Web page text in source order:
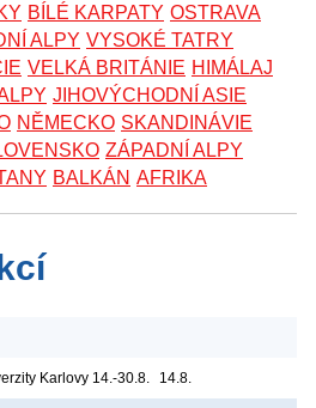
BÍLÉ KARPATY OSTRAVA
ALPY VYSOKÉ TATRY
VELKÁ BRITÁNIE HIMÁLAJ
JIHOVÝCHODNÍ ASIE
NĚMECKO SKANDINÁVIE
ZÁPADNÍ ALPY
BALKÁN AFRIKA
Karlovy 14.-30.8. 14.8.